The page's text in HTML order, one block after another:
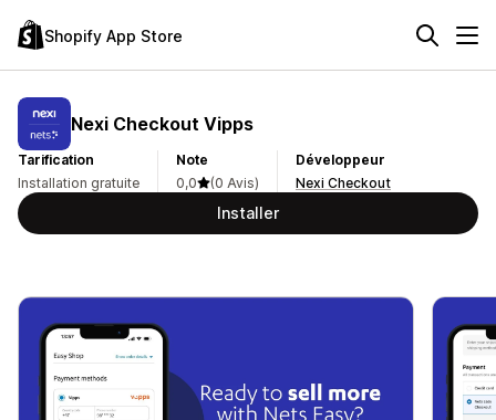
Shopify App Store
Nexi Checkout Vipps
Tarification
Installation gratuite
Note
0,0
(0 Avis)
Développeur
Nexi Checkout
Installer